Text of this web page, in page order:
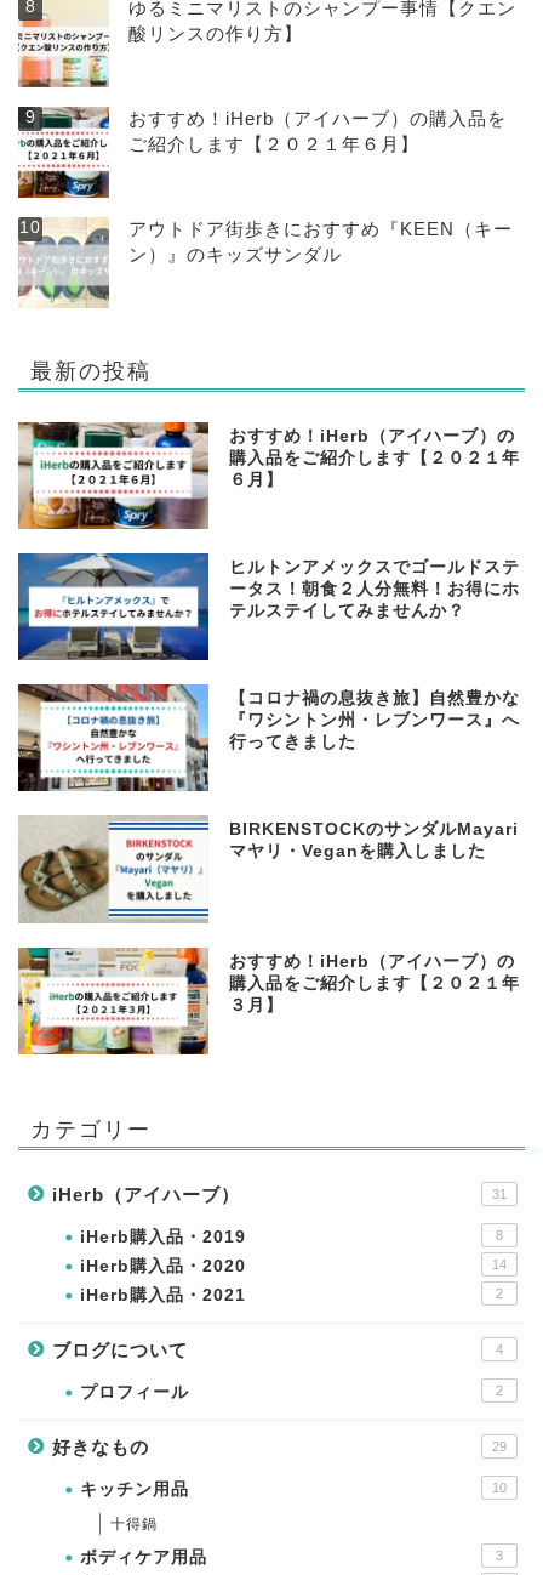
ゆるミニマリストのシャンプー事情【クエン
酸リンスの作り方】
おすすめ！iHerb（アイハーブ）の購入品を
ご紹介します【２０２１年６月】
アウトドア街歩きにおすすめ『KEEN（キー
ン）』のキッズサンダル
最新の投稿
おすすめ！iHerb（アイハーブ）の
購入品をご紹介します【２０２１年
６月】
ヒルトンアメックスでゴールドステ
ータス！朝食２人分無料！お得にホ
テルステイしてみませんか？
【コロナ禍の息抜き旅】自然豊かな
『ワシントン州・レブンワース』へ
行ってきました
BIRKENSTOCKのサンダルMayari
マヤリ・Veganを購入しました
おすすめ！iHerb（アイハーブ）の
購入品をご紹介します【２０２１年
３月】
カテゴリー
iHerb（アイハーブ） 31
iHerb購入品・2019 8
iHerb購入品・2020 14
iHerb購入品・2021 2
ブログについて 4
プロフィール 2
好きなもの 29
キッチン用品 10
十得鍋
ボディケア用品 3